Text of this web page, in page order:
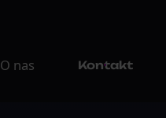
O nas Kontakt